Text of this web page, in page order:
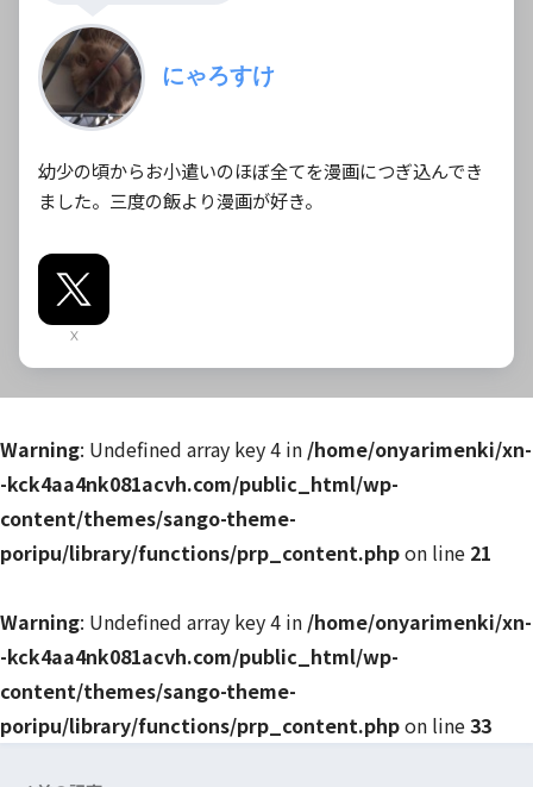
にゃろすけ
幼少の頃からお小遣いのほぼ全てを漫画につぎ込んでき
ました。三度の飯より漫画が好き。
X
Warning: Undefined array key 4 in /home/onyarimenki/xn-
-kck4aa4nk081acvh.com/public_html/wp-
content/themes/sango-theme-
poripu/library/functions/prp_content.phpon line 21
Warning: Undefined array key 4 in /home/onyarimenki/xn-
-kck4aa4nk081acvh.com/public_html/wp-
content/themes/sango-theme-
poripu/library/functions/prp_content.phpon line33